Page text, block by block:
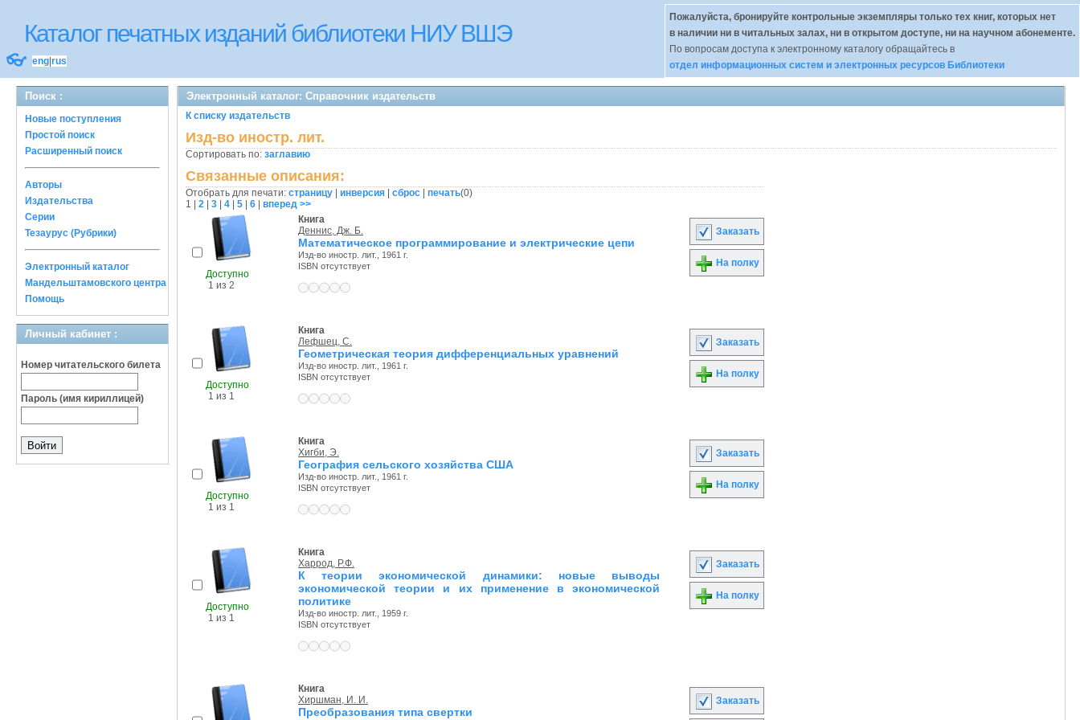
Каталог печатных изданий библиотеки НИУ ВШЭ
👓 eng rus
Пожалуйста, бронируйте контрольные экземпляры только тех книг, которых нет
в наличии ни в читальных залах, ни в открытом доступе, ни на научном абонементе.
По вопросам доступа к электронному каталогу обращайтесь в
отдел информационных систем и электронных ресурсов Библиотеки
Поиск :
Новые поступления
Простой поиск
Расширенный поиск
Авторы
Издательства
Серии
Тезаурус (Рубрики)
Электронный каталог
Мандельштамовского центра
Помощь
Личный кабинет :
Номер читательского билета
Пароль (имя кириллицей)
Электронный каталог: Справочник издательств
К списку издательств
Изд-во иностр. лит.
Сортировать по: заглавию
Связанные описания:
Отобрать для печати: страницу инверсия сброс печать(0)
1
2 3 4 5 6 вперед >>
Доступно
1 из 2
Книга
Деннис, Дж. Б.
Математическое программирование и электрические цепи
Изд-во иностр. лит., 1961 г.
ISBN отсутствует
Заказать
На полку
Доступно
1 из 1
Книга
Лефшец, С.
Геометрическая теория дифференциальных уравнений
Изд-во иностр. лит., 1961 г.
ISBN отсутствует
Заказать
На полку
Доступно
1 из 1
Книга
Хигби, Э.
География сельского хозяйства США
Изд-во иностр. лит., 1961 г.
ISBN отсутствует
Заказать
На полку
Доступно
1 из 1
Книга
Харрод, Р.Ф.
К теории экономической динамики: новые выводы
экономической теории и их применение в экономической
политике
Изд-во иностр. лит., 1959 г.
ISBN отсутствует
Заказать
На полку
Книга
Хиршман, И. И.
Преобразования типа свертки
Заказать